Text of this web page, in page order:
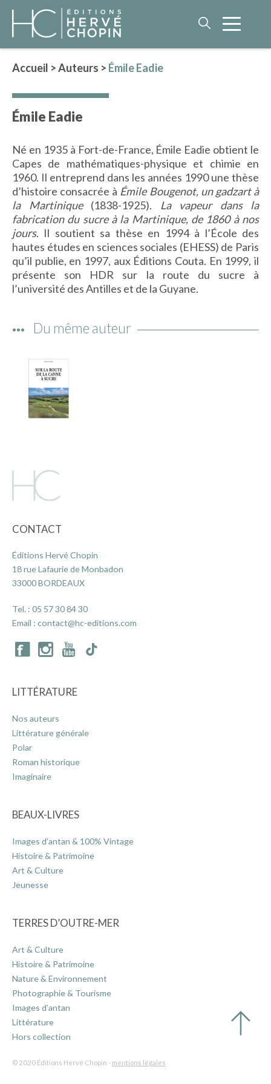
POLAR
IMAGINAIRE
LITTÉRATURE GÉNÉRALE
PHILOSOPHIE
BEAUX-LIVRES
IMAGES D’ANTAN & 100% VINTAGE
JEUNESSE
LA MAISON
Accueil >Auteurs > Émile Eadie
Émile Eadie
Né en 1935 à Fort-de-France, Émile Eadie obtient le
Capes de mathématiques-physique et chimie en
1960. Il entreprend dans les années 1990 une thèse
d’histoire consacrée à Émile Bougenot, un gadzart à
la Martinique(1838-1925).
La vapeur dans la
fabrication du sucre à la Martinique, de 1860 à nos
jours. Il soutient sa thèse en 1994 à l’École des
hautes études en sciences sociales (EHESS) de Paris
qu’il publie, en 1997, aux Éditions Couta. En 1999, il
présente son HDR sur la route du sucre à
l’université des Antilles et de la Guyane.
Du même auteur
CONTACT
Éditions Hervé Chopin
18 rue Lafaurie de Monbadon
33000 BORDEAUX
Tel. : 05 57 30 84 30
Email : contact@hc-editions.com
LITTÉRATURE
Nos auteurs
Littérature générale
Polar
Roman historique
Imaginaire
BEAUX-LIVRES
Images d’antan & 100% Vintage
Histoire & Patrimoine
Art & Culture
Jeunesse
TERRES D’OUTRE-MER
Art & Culture
Histoire & Patrimoine
Nature & Environnement
Photographie & Tourisme
Images d’antan
Littérature
Hors collection
© 2020 Éditions Hervé Chopin - mentions légales